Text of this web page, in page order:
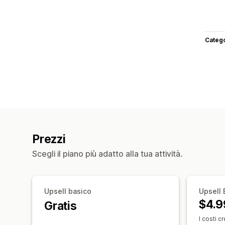
Prezzi
Scegli il piano più adatto alla tua attività.
Upsell basico
Gratis
Upsell
I costi